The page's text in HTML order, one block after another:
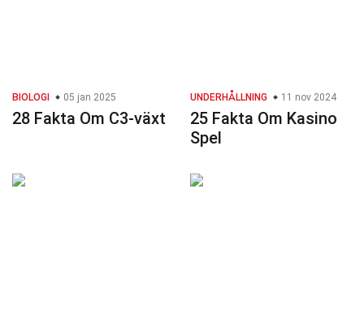
BIOLOGI 05 jan 2025
28 Fakta Om C3-växt
UNDERHÅLLNING 11 nov 2024
25 Fakta Om Kasino
Spel